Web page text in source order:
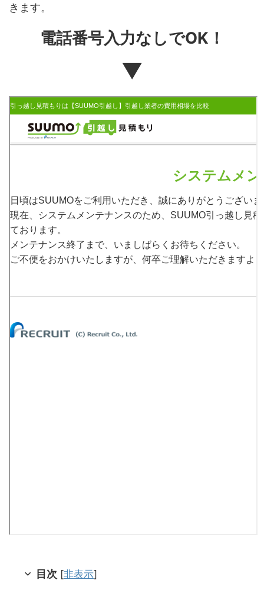
きます。
電話番号入力なしでOK！
▼
目次 [非表示]